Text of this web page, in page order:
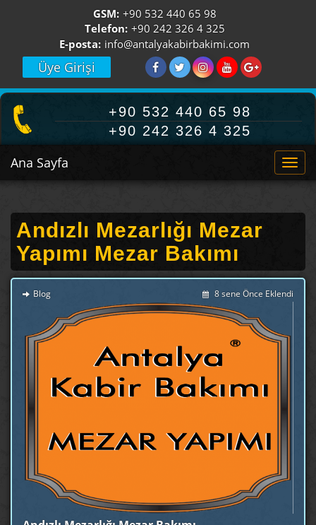
GSM: +90 532 440 65 98
Telefon: +90 242 326 4 325
E-posta: info@antalyakabirbakimi.com
Üye Girişi
Ana Sayfa
+90 532 440 65 98
+90 242 326 4 325
Andızlı Mezarlığı Mezar
Yapımı Mezar Bakımı
Blog 8 sene Önce Eklendi